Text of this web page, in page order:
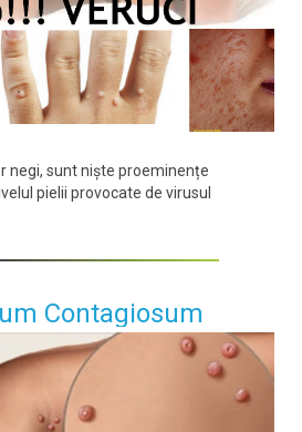
negi, sunt niște proeminențe
pielii provocate de virusul
Contagiosum